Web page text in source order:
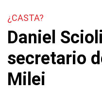
¿CASTA?
Daniel
secretario
Milei